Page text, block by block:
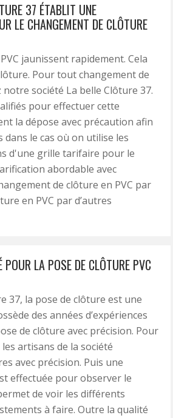
37 ÉTABLIT UNE
LE CHANGEMENT DE CLÔTURE
jaunissent rapidement. Cela
Pour tout changement de
notre société La belle Clôture 37.
pour effectuer cette
la dépose avec précaution afin
le cas où on utilise les
d'une grille tarifaire pour le
abordable avec
de clôture en PVC par
en PVC par d’autres
LA POSE DE CLÔTURE PVC
37, la pose de clôture est une
des années d’expériences
de clôture avec précision. Pour
artisans de la société
avec précision. Puis une
effectuée pour observer le
de voir les différents
à faire. Outre la qualité